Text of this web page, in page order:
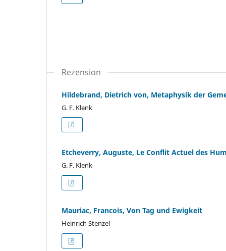
Rezension
Hildebrand, Dietrich von, Metaphysik der
G. F. Klenk
Etcheverry, Auguste, Le Conflit Actuel des
G. F. Klenk
Mauriac, Francois, Von Tag und Ewigkeit
Heinrich Stenzel